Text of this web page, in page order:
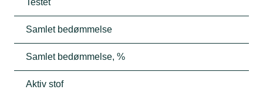
Testet
Samlet bedømmelse
Samlet bedømmelse, %
Aktiv stof